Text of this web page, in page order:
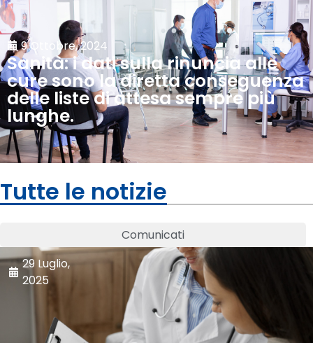
9 Ottobre, 2024
Sanità: i dati sulla rinuncia alle
cure sono la diretta conseguenza
delle liste di attesa sempre più
lunghe.
Tutte le notizie
Comunicati
29 Luglio,
2025